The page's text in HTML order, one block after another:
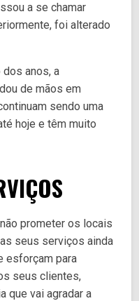
a se chamar
foi alterado
anos, a
de mãos em
sendo uma
hoje e têm muito
prometer os locais
seus serviços ainda
esforçam para
seus clientes,
que vai agradar a